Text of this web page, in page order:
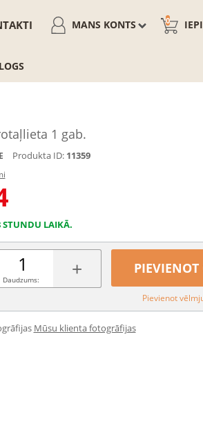
0
MANS KONTS
1 gab.
Produkta ID: 11359
STUNDU LAIKĀ.
+
Daudzums:
Pievienot
Mūsu klienta fotogrāfijas